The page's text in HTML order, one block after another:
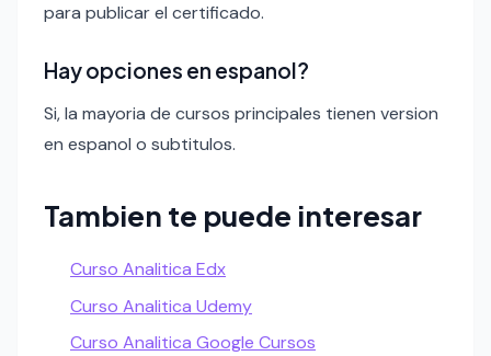
para publicar el certificado.
Hay opciones en espanol?
Si, la mayoria de cursos principales tienen version
en espanol o subtitulos.
Tambien te puede interesar
Curso Analitica Edx
Curso Analitica Udemy
Curso Analitica Google Cursos